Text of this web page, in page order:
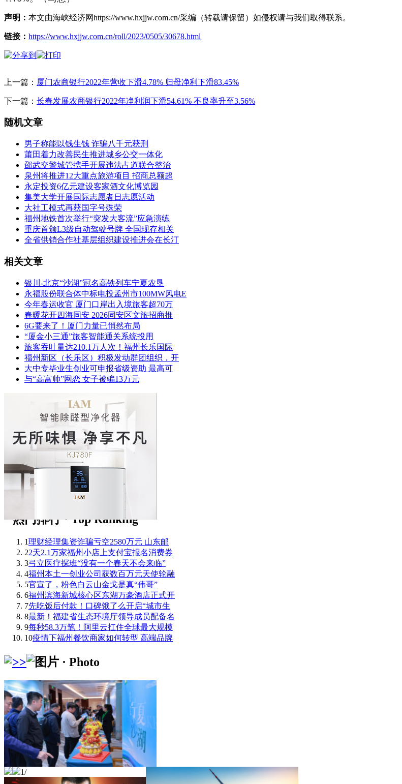
声明： 本文由海峡经济网https://www.hxjjw.com.cn/采编（转载请保留）如侵权请与我们取得联系。
链接： https://www.hxjjw.com.cn/roll/2023/0505/30678.html
上一篇： 厦门农商银行2022年营收下滑4.78% 归母净利下滑83.45%
下一篇： 长春发展农商银行2022年净利润下滑54.61% 不良率升至3.56%
随机文章
男子称能以钱生钱 诈骗八千元获刑
莆田着力改善民生推进城乡公交一体化
邵武交警城管携手开展违法占道联合整治
泉州将推进12大重点旅游项目 招商总额超
永定投资6亿元建设客家酒文化博览园
集美大学开展国际志愿者日志愿活动
大社工模式再获国字号殊荣
福州地铁首次举行“突发大客流”应急演练
重庆首颁L3级自动驾驶号牌 全国现存相关
全省供销合作社基层组织建设推进会在长汀
相关文章
银川-北京“沙湖”冠名高铁列车宁夏农垦
永福股份联合体中标电投孟州市100MW风电E
今年春运收官 厦门口岸出入境旅客超70万
春暖花开四海同安 2026同安区文旅招商推
6G要来了！厦门力量已悄然布局
“厦金小三通”旅客智能通关系统投用
旅客吞吐量达210.1万人次！福州长乐国际
福州新区（长乐区）积极发动群团组织，开
大中专毕业生创业可申报省级资助 最高可
与“高富帅”网恋 女子被骗13万元
1理财经理集资诈骗亏空2580万元 山东邮
22天2.1万家福州小店上支付宝报名消费券
3弓立医疗探班“没有一个春天不会来临”
4福州本土一创业公司获数百万元天使轮融
5官宣了，粉色白云山金戈是真“伟哥”
6福州滨海新城核心区东湖万豪酒店正式开
7先吃饭后付款！口碑饿了么开启“城市生
8最新！福建省生态环境厅领导成员配备名
9每秒58.3万笔！阿里云扛住全球最大规模
10疫情下福州餐饮商家如何转型 高端品牌
1/